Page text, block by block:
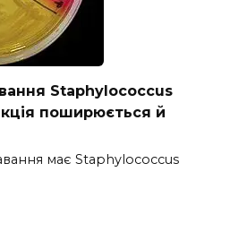
Staphylococcus
поширюється й
має Staphylococcus